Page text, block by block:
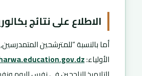
الاطلاع على نتائج بكالوريا 2022
أما بالنسبة “للمترشحين
الأولياء: